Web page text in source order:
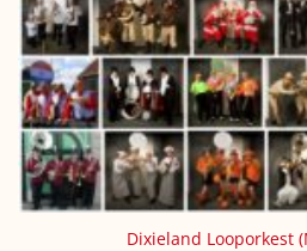
Dixieland Looporkest